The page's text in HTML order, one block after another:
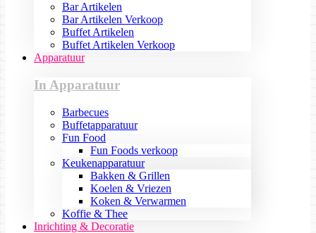
Bar Artikelen
Bar Artikelen Verkoop
Buffet Artikelen
Buffet Artikelen Verkoop
Apparatuur
In Apparatuur
Barbecues
Buffetapparatuur
Fun Food
Fun Foods verkoop
Keukenapparatuur
Bakken & Grillen
Koelen & Vriezen
Koken & Verwarmen
Koffie & Thee
Inrichting & Decoratie